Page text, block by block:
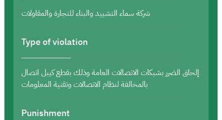
شركة سماء التشييد والبناء للتجارة والمقاولات
Type of violation
إلحاق الضرر بشبكات الاتصالات العامة وذلك بقطع كيبل اتصال
بالمخالفة لنظام الاتصالات وتقنية المعلومات
Punishment